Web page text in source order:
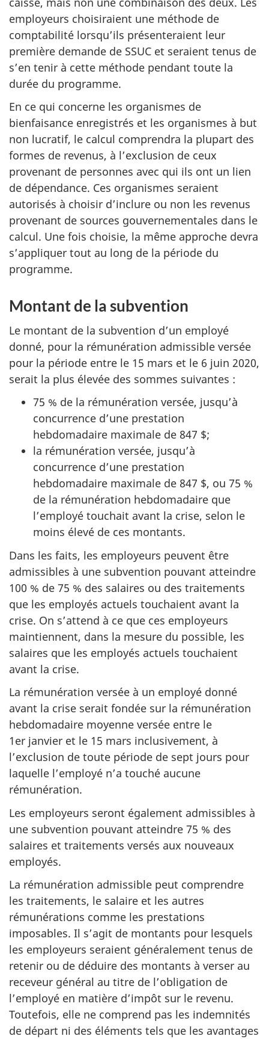
employeurs choisiraient une méthode de
comptabilité lorsqu’ils présenteraient leur
première demande de SSUC et seraient tenus de
s’en tenir à cette méthode pendant toute la
durée du programme.
En ce qui concerne les organismes de
bienfaisance enregistrés et les organismes à but
non lucratif, le calcul comprendra la plupart des
formes de revenus, à l’exclusion de ceux
provenant de personnes avec qui ils ont un lien
de dépendance. Ces organismes seraient
autorisés à choisir d’inclure ou non les revenus
provenant de sources gouvernementales dans le
calcul. Une fois choisie, la même approche devra
s’appliquer tout au long de la période du
programme.
Montant de la subvention
Le montant de la subvention d’un employé
donné, pour la rémunération admissible versée
pour la période entre le 15 mars et le 6 juin 2020,
serait la plus élevée des sommes suivantes :
75 % de la rémunération versée, jusqu’à
concurrence d’une prestation
hebdomadaire maximale de 847 $;
la rémunération versée, jusqu’à
concurrence d’une prestation
hebdomadaire maximale de 847 $, ou 75 %
de la rémunération hebdomadaire que
l’employé touchait avant la crise, selon le
moins élevé de ces montants.
Dans les faits, les employeurs peuvent être
admissibles à une subvention pouvant atteindre
100 % de 75 % des salaires ou des traitements
que les employés actuels touchaient avant la
crise. On s’attend à ce que ces employeurs
maintiennent, dans la mesure du possible, les
salaires que les employés actuels touchaient
avant la crise.
La rémunération versée à un employé donné
avant la crise serait fondée sur la rémunération
hebdomadaire moyenne versée entre le
1er janvier et le 15 mars inclusivement, à
l’exclusion de toute période de sept jours pour
laquelle l’employé n’a touché aucune
rémunération.
Les employeurs seront également admissibles à
une subvention pouvant atteindre 75 % des
salaires et traitements versés aux nouveaux
employés.
La rémunération admissible peut comprendre
les traitements, le salaire et les autres
rémunérations comme les prestations
imposables. Il s’agit de montants pour lesquels
les employeurs seraient généralement tenus de
retenir ou de déduire des montants à verser au
receveur général au titre de l’obligation de
l’employé en matière d’impôt sur le revenu.
Toutefois, elle ne comprend pas les indemnités
de départ ni des éléments tels que les avantages